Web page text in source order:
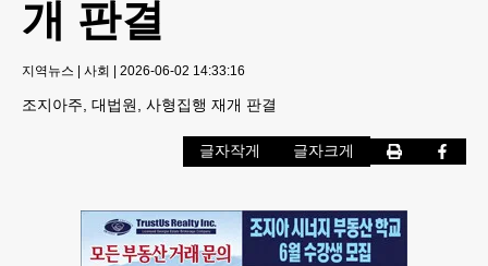
개 판결
지역뉴스 | 사회 | 2026-06-02 14:33:16
조지아주, 대법원, 사형집행 재개 판결
글자작게 글자크게